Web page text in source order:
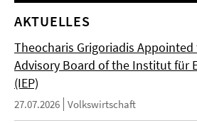
AKTUELLES
Theocharis Grigoriadis
Advisory Board of the Institut für
(IEP)
27.07.2026 Volkswirtschaft